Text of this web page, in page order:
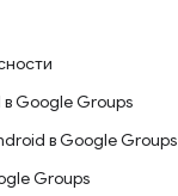
Google Groups
в Google Groups
Groups